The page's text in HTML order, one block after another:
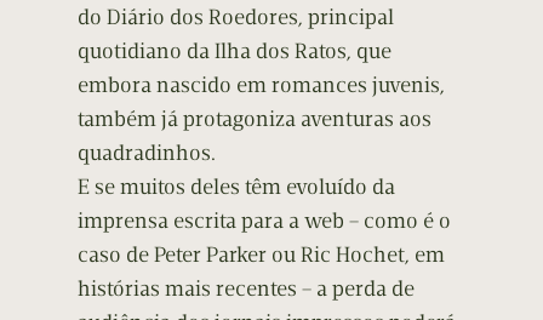
do Diário dos Roedores, principal
quotidiano da Ilha dos Ratos, que
embora nascido em romances juvenis,
também já protagoniza aventuras aos
quadradinhos.
E se muitos deles têm evoluído da
imprensa escrita para a web – como é o
caso de Peter Parker ou Ric Hochet, em
histórias mais recentes – a perda de